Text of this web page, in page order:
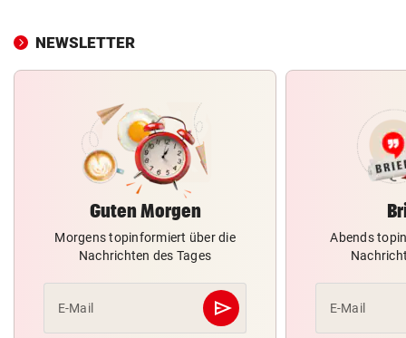
NEWSLETTER
Guten Morgen
Morgens topinformiert über die
Nachrichten des Tages
E-Mail send
Abschicken
Abends
E-Mail